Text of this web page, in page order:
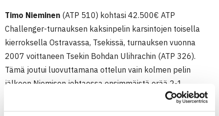
Timo Nieminen (ATP 510) kohtasi 42.500€ ATP
Challenger-turnauksen kaksinpelin karsintojen toisella
kierroksella Ostravassa, Tsekissä, turnauksen vuonna
2007 voittaneen Tsekin Bohdan Ulihrachin (ATP 326).
Tämä joutui luovuttamana ottelun vain kolmen pelin
jälkeen Niemisen johtaessa ensimmäistä erää 2-1.
Ensimmäisellä kierroksella Nieminen voitti tsekki Roman
Jebavyn (ATP 482).